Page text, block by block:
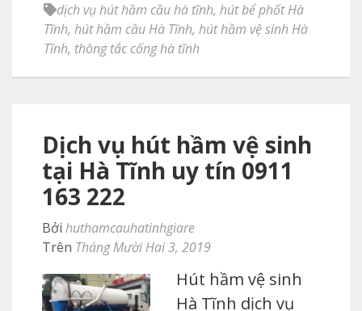
dịch vụ hút hầm cầu hà tĩnh, hút bể phốt Hà
Tĩnh, hút hầm cầu Hà Tĩnh, hút hầm vệ sinh Hà
Tĩnh, thông tắc cống hà tĩnh
Dịch vụ hút hầm vệ sinh
tại Hà Tĩnh uy tín 0911
163 222
Bởi huthamcauhatinhgiare
Trên Tháng Mười Hai 3, 2019
Hút hầm vệ sinh
Hà Tĩnh dịch vụ